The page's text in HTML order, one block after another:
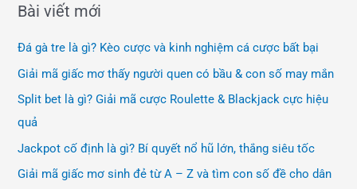
Bài viết mới
Đá gà tre là gì? Kèo cược và kinh nghiệm cá cược bất bại
Giải mã giấc mơ thấy người quen có bầu & con số may mắn
Split bet là gì? Giải mã cược Roulette & Blackjack cực hiệu
quả
Jackpot cố định là gì? Bí quyết nổ hũ lớn, thắng siêu tốc
Giải mã giấc mơ sinh đẻ từ A – Z và tìm con số đề cho dân